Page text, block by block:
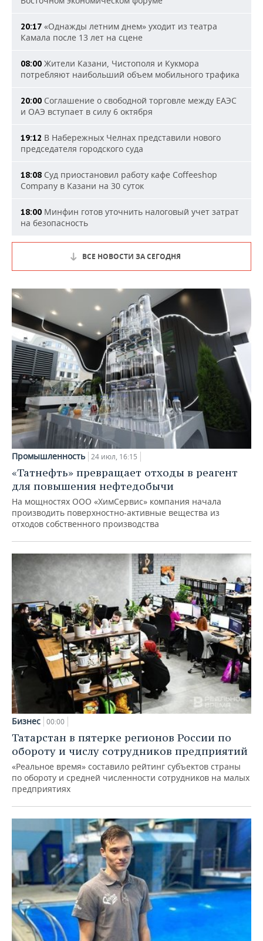
20:17 «Однажды летним днем» уходит из театра
Камала после 13 лет на сцене
08:00 Жители Казани, Чистополя и Кукмора
потребляют наибольший объем мобильного трафика
20:00 Соглашение о свободной торговле между ЕАЭС
и ОАЭ вступает в силу 6 октября
19:12 В Набережных Челнах представили нового
председателя городского суда
18:08 Суд приостановил работу кафе Coffeeshop
Company в Казани на 30 суток
18:00 Минфин готов уточнить налоговый учет затрат
на безопасность
ВСЕ НОВОСТИ ЗА СЕГОДНЯ
Промышленность 24 июл, 16:15
«Татнефть» превращает отходы в реагент
для повышения нефтедобычи
На мощностях ООО «ХимСервис» компания начала
производить поверхностно-активные вещества из
отходов собственного производства
Бизнес 00:00
Татарстан в пятерке регионов России по
обороту и числу сотрудников предприятий
«Реальное время» составило рейтинг субъектов страны
по обороту и средней численности сотрудников на малых
предприятиях